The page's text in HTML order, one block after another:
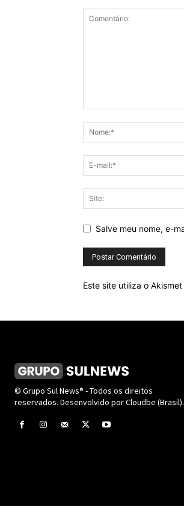
Salve meu nome, e-
Este site utiliza o
© Grupo Sul News® - Todos os direitos
reservados. Desenvolvido por Cloudbe (Brasil).